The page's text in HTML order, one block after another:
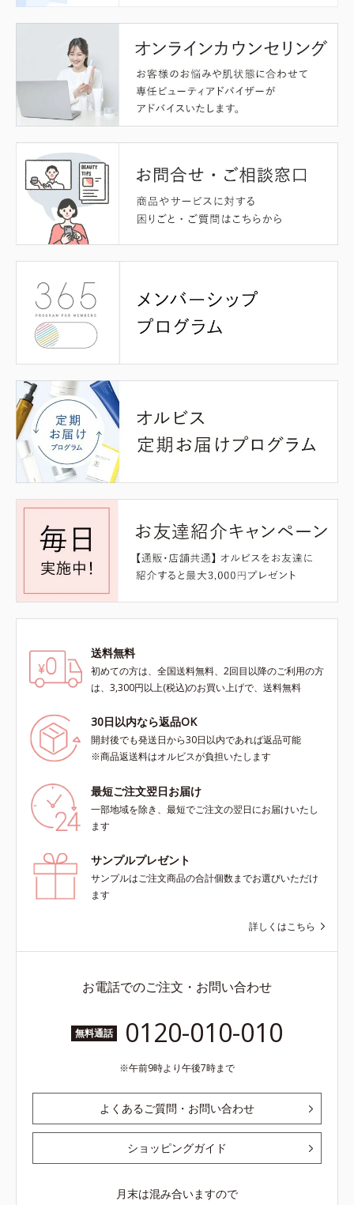
送料無料
初めての方は、全国送料無料、2回目以降のご利用の方
は、3,300円以上(税込)のお買い上げで、送料無料
30日以内なら返品OK
開封後でも発送日から30日以内であれば返品可能
※商品返送料はオルビスが負担いたします
最短ご注文翌日お届け
一部地域を除き、最短でご注文の翌日にお届けいたし
ます
サンプルプレゼント
サンプルはご注文商品の合計個数までお選びいただけ
ます
詳しくはこちら
お電話でのご注文・お問い合わせ
無料通話 0120-010-010
午前9時より午後7時まで
よくあるご質問・お問い合わせ
ショッピングガイド
月末は混み合いますので